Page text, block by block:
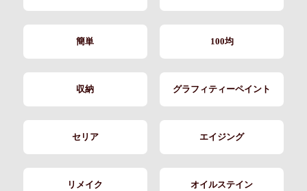
簡単 100均
収納 グラフィティーペイント
セリア エイジング
リメイク オイルステイン